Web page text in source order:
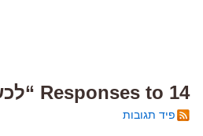
14 Responses to “לכשכש בזנב הארוך”
פיד תגובות